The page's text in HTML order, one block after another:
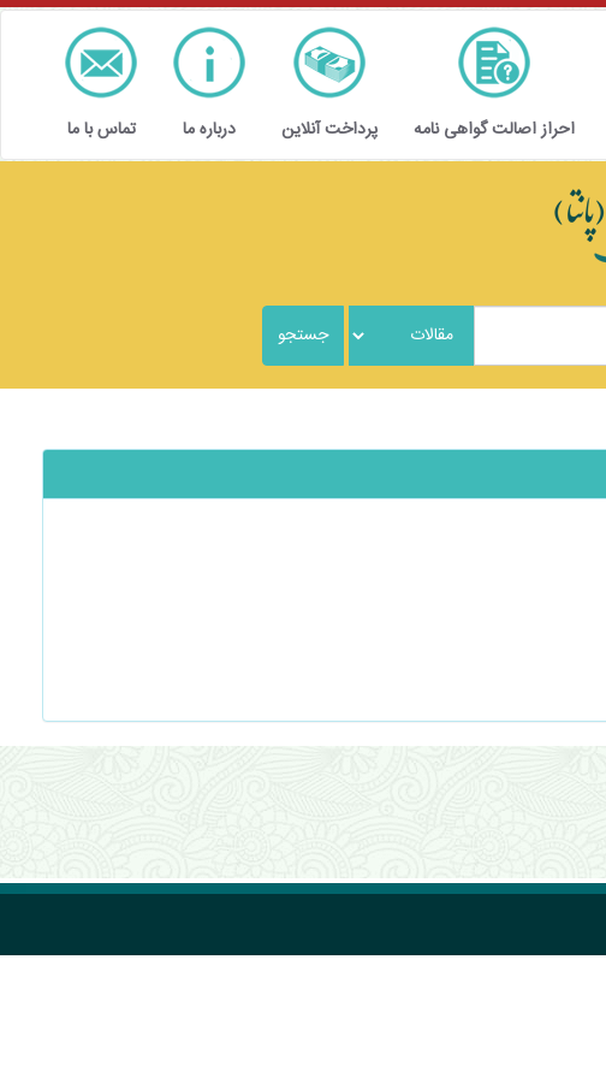
احراز اصالت گواهی نامه پرداخت آنلاین درباره ما تماس با ما